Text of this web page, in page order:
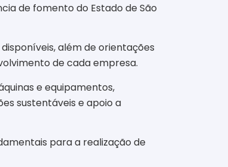
de fomento do Estado de São
além de orientações
de cada empresa.
e equipamentos,
sustentáveis e apoio a
para a realização de